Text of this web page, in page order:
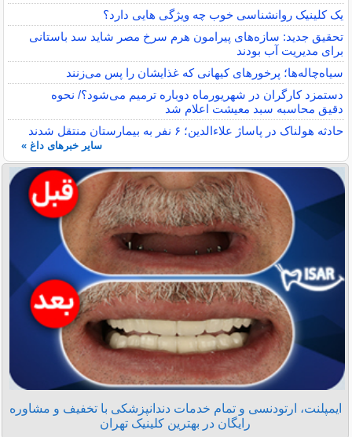
یک کلینیک روانشناسی خوب چه ویژگی هایی دارد؟
تحقیق جدید: سازه‌های پیرامون هرم سرخ مصر شاید سد باستانی
برای مدیریت آب بودند
سیاه‌چاله‌ها؛ پرخورهای کیهانی که غذایشان را پس می‌زنند
دستمزد کارگران در شهریورماه دوباره ترمیم می‌شود؟/ نحوه
دقیق محاسبه سبد معیشت اعلام شد
حادثه هولناک در پاساژ علاءالدین؛ ۶ نفر به بیمارستان منتقل شدند
سایر خبرهای داغ »
ایمپلنت، ارتودنسی و تمام خدمات دندانپزشکی با تخفیف و مشاوره
رایگان در بهترین کلینیک تهران